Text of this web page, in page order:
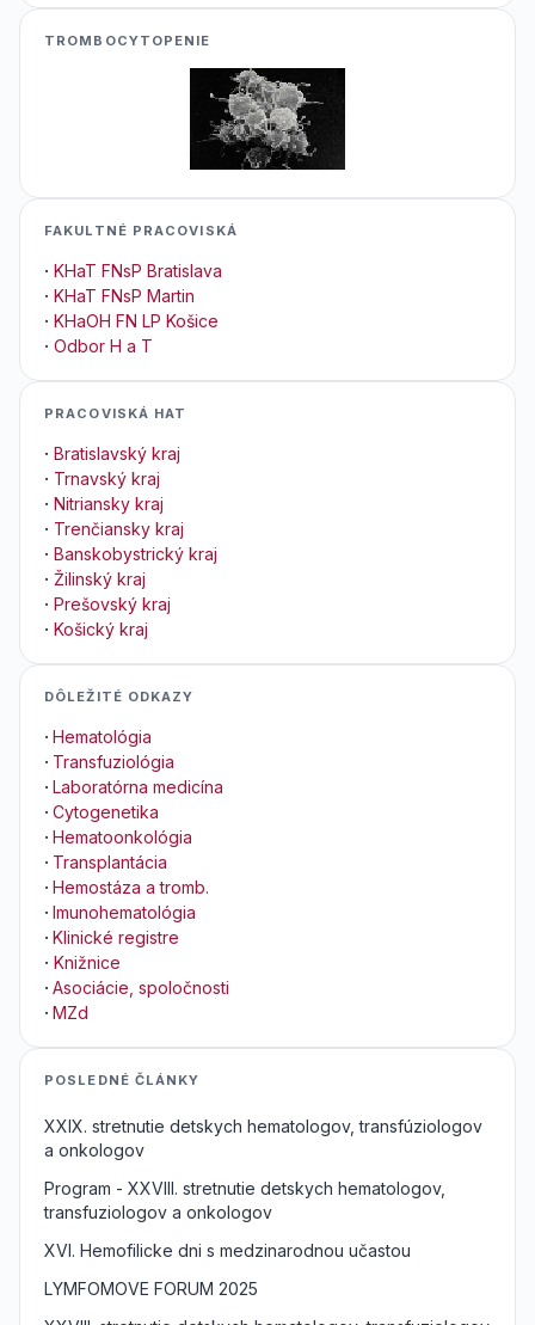
TROMBOCYTOPENIE
FAKULTNÉ PRACOVISKÁ
· KHaT FNsP Bratislava
· KHaT FNsP Martin
· KHaOH FN LP Košice
· Odbor H a T
PRACOVISKÁ HAT
· Bratislavský kraj
· Trnavský kraj
· Nitriansky kraj
· Trenčiansky kraj
· Banskobystrický kraj
· Žilinský kraj
· Prešovský kraj
· Košický kraj
DÔLEŽITÉ ODKAZY
· Hematológia
· Transfuziológia
· Laboratórna medicína
· Cytogenetika
· Hematoonkológia
· Transplantácia
· Hemostáza a tromb.
· Imunohematológia
· Klinické registre
· Knižnice
· Asociácie, spoločnosti
· MZd
POSLEDNÉ ČLÁNKY
XXIX. stretnutie detskych hematologov, transfúziologov
a onkologov
Program - XXVIII. stretnutie detskych hematologov,
transfuziologov a onkologov
XVI. Hemofilicke dni s medzinarodnou učastou
LYMFOMOVE FORUM 2025